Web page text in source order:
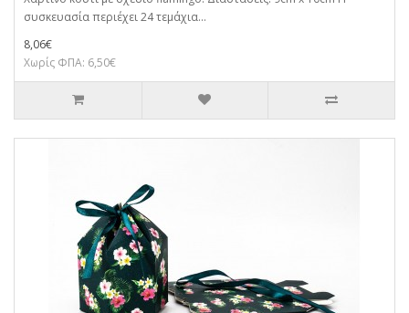
συσκευασία περιέχει 24 τεμάχια...
8,06€
Χωρίς ΦΠΑ: 6,50€